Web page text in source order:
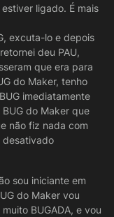
ligado. É mais
excuta-lo e depois
deu PAU,
que era para
do Maker, tenho
imediatamente
do Maker que
não fiz nada com
desativado
sou iniciante em
do Maker vou
BUGADA, e vou